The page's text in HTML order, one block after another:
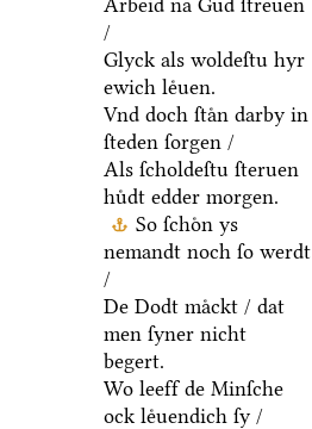
Arbeid na Gud ſtreuen
/
Glyck als woldeſtu hyr
ewich leͤuen.
Vnd doch ſtaͤn darby in
ſteden ſorgen /
Als ſcholdeſtu ſteruen
huͤdt edder morgen.
So ſchoͤn ys
nemandt noch ſo werdt
/
De Dodt maͤckt / dat
men ſyner nicht
begert.
Wo leeff de Minſche
ock leͤuendich ſy /